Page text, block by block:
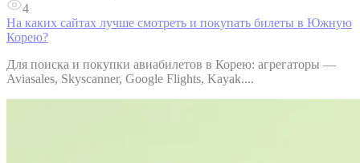
4
На каких сайтах лучше смотреть и покупать билеты в Южную
Корею?
Для поиска и покупки авиабилетов в Корею: агрегаторы —
Aviasales, Skyscanner, Google Flights, Kayak....